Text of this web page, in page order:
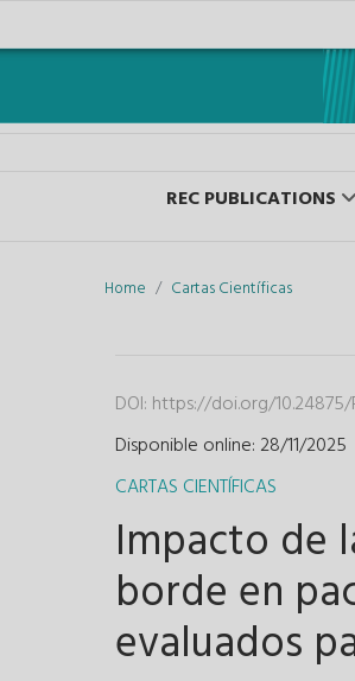
REC PUBLICATIONS
Home Cartas Científicas
DOI: https://doi.org/10.24875/
Disponible online: 28/11/2025
CARTAS CIENTÍFICAS
Impacto de
borde en
evaluados